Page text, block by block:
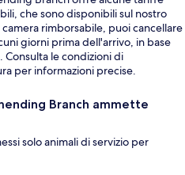
che sono disponibili sul nostro
rimborsabile, puoi cancellare
giorni prima dell'arrivo, in base
le condizioni di
per informazioni precise.
Branch ammette
solo animali di servizio per